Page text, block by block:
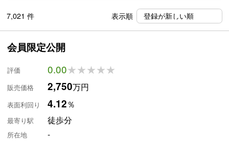
7,021 件 表示順
会員限定公開
評価 0.00★★★★★
★★★★★
販売価格 2,750万円
表面利回り 4.12％
最寄り駅 徒歩分
所在地 -